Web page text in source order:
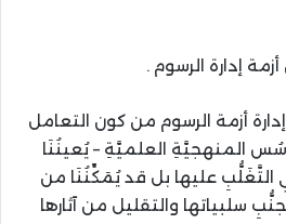
إدارة الرسوم .
أزمة الرسوم من كون التعامل
المنهجيَّةِ العلميَّةِ – يُعينُنَا
عليها بل قد يُمَكِّنُنَا من
سلبياتها والتقليل من آثارها